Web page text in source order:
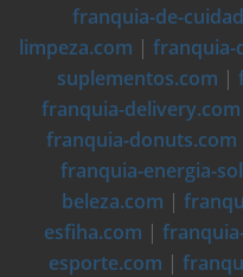
franquia-de-
limpeza.com | franquia-
suplementos.com |
franquia-delivery.com
franquia-donuts.com
franquia-energia-
beleza.com |
esfiha.com |
esporte.com |